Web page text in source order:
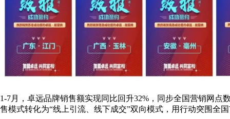
1-7月，卓远品牌销售额实现同比回升32%，同步全国营销网
售模式转化为“线上引流、线下成交”双向模式，用行动突围全